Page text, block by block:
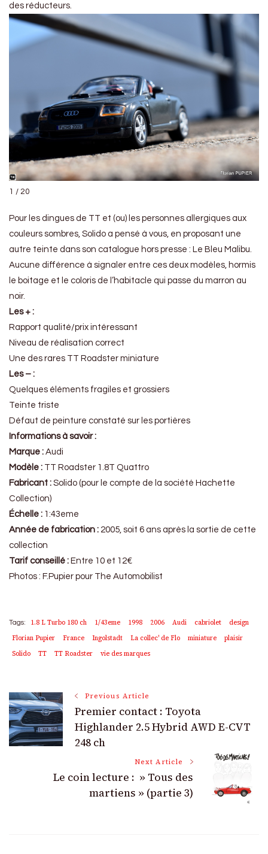
des réducteurs.
1 / 20
Pour les dingues de TT et (ou) les personnes allergiques aux
couleurs sombres, Solido a pensé à vous, en proposant une
autre teinte dans son catalogue hors presse : Le Bleu Malibu.
Aucune différence à signaler entre ces deux modèles, hormis
le boitage et le coloris de l’habitacle qui passe du marron au
noir.
Les + :
Rapport qualité/prix intéressant
Niveau de réalisation correct
Une des rares TT Roadster miniature
Les – :
Quelques éléments fragiles et grossiers
Teinte triste
Défaut de peinture constaté sur les portières
Informations à savoir :
Marque : Audi
Modèle : TT Roadster 1.8T Quattro
Fabricant : Solido (pour le compte de la société Hachette
Collection)
Échelle : 1:43eme
Année de fabrication : 2005, soit 6 ans après la sortie de cette
collection
Tarif conseillé : Entre 10 et 12€
Photos : F.Pupier pour The Automobilist
Tags: 1.8 L Turbo 180 ch 1/43eme 1998 2006 Audi cabriolet
design
Florian Pupier
France Ingolstadt La collec' de Flo miniature
plaisir
Solido
TT TT Roadster vie des marques
Post
Navigation
Previous Article
Premier contact : Toyota
Highlander 2.5 Hybrid AWD E-CVT
248 ch
Next Article
Le coin lecture : » Tous des
martiens » (partie 3)